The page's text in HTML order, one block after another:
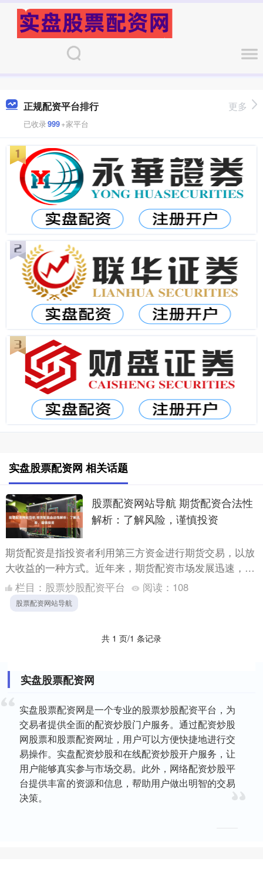
正规配资平台排行
已收录999+家平台
更多
实盘股票配资网 相关话题
股票配资网站导航 期货配资合法性
解析：了解风险，谨慎投资
期货配资是指投资者利用第三方资金进行期货交易，以放
大收益的一种方式。近年来，期货配资市场发展迅速，但
其合法性也引发了争议。 首先，炒股配资服务可以帮助
投资者实现....
栏目： 股票炒股配资平台 阅读： 108
股票配资网站导航
共 1 页/1 条记录
实盘股票配资网
实盘股票配资网是一个专业的股票炒股配资平台，为
交易者提供全面的配资炒股门户服务。通过配资炒股
网股票和股票配资网址，用户可以方便快捷地进行交
易操作。实盘配资炒股和在线配资炒股开户服务，让
用户能够真实参与市场交易。此外，网络配资炒股平
台提供丰富的资源和信息，帮助用户做出明智的交易
决策。